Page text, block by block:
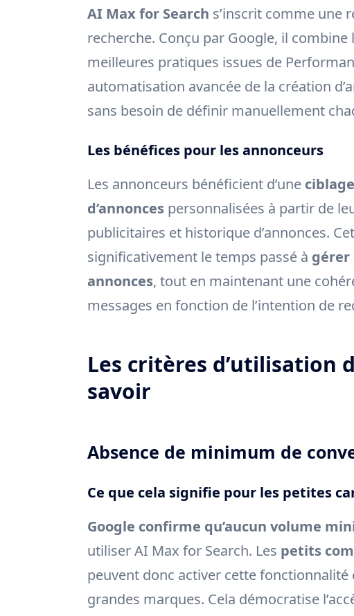
AI Max for Search s’inscrit comme une
recherche. Conçu par Google, il
meilleures pratiques issues de
automatisation avancée de la création
sans besoin de définir manuellement
Les bénéfices pour les annonceurs
Les annonceurs bénéficient d’une
d’annonces personnalisées à partir de
publicitaires et historique d’annonces.
significativement le temps passé à gérer
annonces, tout en maintenant une
messages en fonction de l’intention de
Les critères d’utilisation
savoir
Absence de minimum de
Ce que cela signifie pour les petites
Google confirme qu’aucun volume
utiliser AI Max for Search. Les petits
peuvent donc activer cette
grandes marques. Cela démocratise